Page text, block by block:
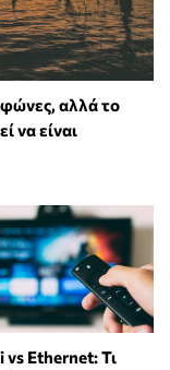
αλλά το
να είναι
vs Ethernet: Τι